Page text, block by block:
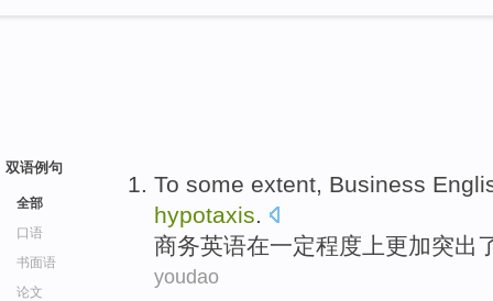
双语例句
全部
口语
书面语
论文
To some extent, Business
hypotaxis.
商务英语在一定程度上更加突出
youdao